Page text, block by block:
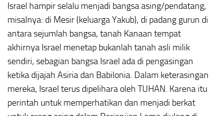
Israel hampir selalu menjadi bangsa asing/pendatang,
misalnya: di Mesir (keluarga Yakub), di padang gurun di
antara sejumlah bangsa, tanah Kanaan tempat
akhirnya Israel menetap bukanlah tanah asli milik
sendiri, sebagian bangsa Israel ada di pengasingan
ketika dijajah Asiria dan Babilonia. Dalam keterasingan
mereka, Israel terus dipelihara oleh TUHAN. Karena itu
perintah untuk memperhatikan dan menjadi berkat